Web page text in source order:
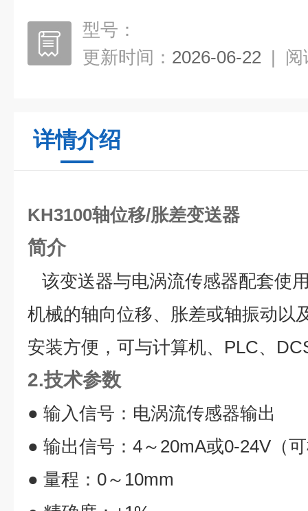
型号：
更新时间： 2026-06-22 | 阅
详情介绍
KH3100轴位移/胀差变送器
简介
该变送器与电涡流传感器配套使
机械的轴向位移、胀差或轴振动以
安装方便，可与计算机、PLC、
2.技术参数
● 输入信号：电涡流传感器输出
● 输出信号：4～20mA或0-24V（
● 量程：0～10mm